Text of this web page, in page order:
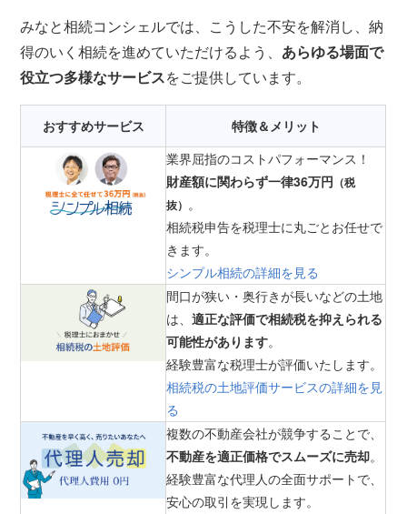
みなと相続コンシェルでは、こうした不安を解消し、納
得のいく相続を進めていただけるよう、 あらゆる場面で
役立つ多様なサービスをご提供しています。
おすすめサービス
特徴＆メリット
業界屈指のコストパフォーマンス！
財産額に関わらず一律36万円 （税
抜） 。
相続税申告を税理士に丸ごとお任せで
きます。
シンプル相続の詳細を見る
間口が狭い・奥行きが長いなどの土地
は、適正な評価で相続税を抑えられる
可能性があります。
経験豊富な税理士が評価いたします。
相続税の土地評価サービスの詳細を見
る
複数の不動産会社が競争することで、
不動産を適正価格でスムーズに売却。
経験豊富な代理人の全面サポートで、
安心の取引を実現します。